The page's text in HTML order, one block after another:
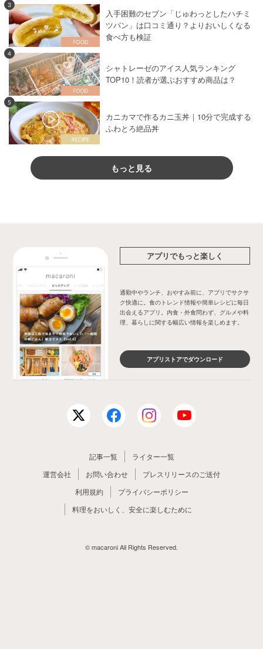
3
入手困難のセブン「じゅわっとしたハチミ
ツパン」は口コミ通り？よりおいしくなる
食べ方も検証
4
シャトレーゼのアイス人気ランキング
TOP10！読者が選ぶおすすめ商品は？
5
カニカマで作るカニ玉丼｜10分で完成する
ふわとろ絶品丼
もっと見る
アプリでもっと楽しく
通勤中やランチ、おやすみ前に、アプリでサクサ
ク快適に。食のトレンド情報や簡単レシピに毎日
出会えるアプリ。内食・外食問わず、グルメや料
理、暮らしに関する幅広い情報を楽しめます。
アプリストアでダウンロード
記事一覧
ライター一覧
運営会社
お問い合わせ
プレスリリースのご送付
利用規約
プライバシーポリシー
料理をおいしく、安全に楽しむために
© macaroni All Rights Reserved.